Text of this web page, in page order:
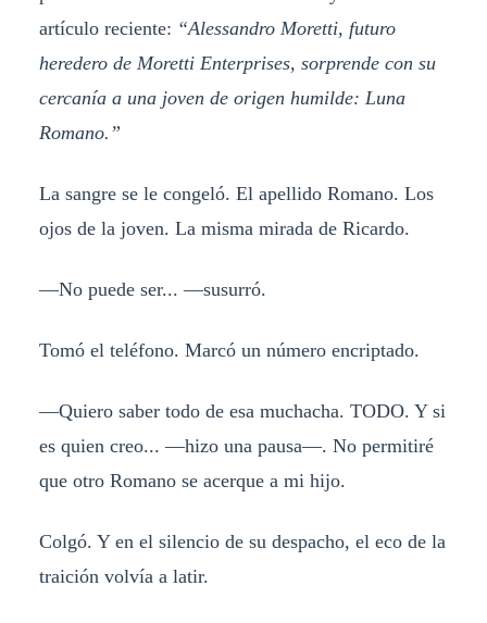
artículo reciente: “Alessandro Moretti, futuro
heredero de Moretti Enterprises, sorprende con su
cercanía a una joven de origen humilde: Luna
Romano.”
La sangre se le congeló. El apellido Romano. Los
ojos de la joven. La misma mirada de Ricardo.
—No puede ser... —susurró.
Tomó el teléfono. Marcó un número encriptado.
—Quiero saber todo de esa muchacha. TODO. Y si
es quien creo... —hizo una pausa—. No permitiré
que otro Romano se acerque a mi hijo.
Colgó. Y en el silencio de su despacho, el eco de la
traición volvía a latir.